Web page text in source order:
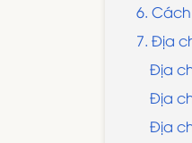
6.
7. Địa
Địa
Địa
Địa